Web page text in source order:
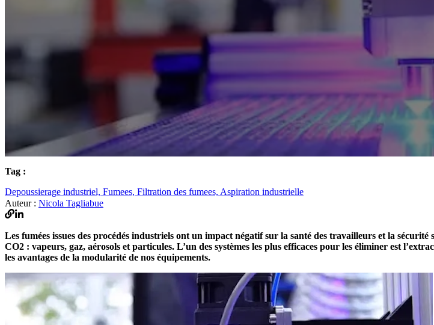
Tag :
Depoussierage industriel, Fumees, Filtration des fumees, Aspiration industrielle
Auteur : Nicola Tagliabue
Les fumées issues des procédés industriels ont un impact négatif sur la santé des travailleurs et la
CO2 : vapeurs, gaz, aérosols et particules. L’un des systèmes les plus efficaces pour les éliminer est
les avantages de la modularité de nos équipements.